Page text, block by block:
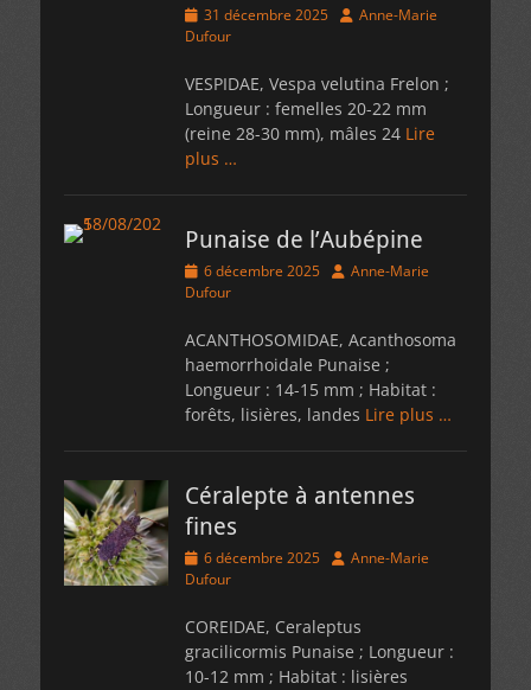
Posted
on
31 décembre 2025 Author
Anne-Marie
Dufour
VESPIDAE, Vespa velutina Frelon ;
Longueur : femelles 20-22 mm
(reine 28-30 mm), mâles 24 Lire
plus …
Punaise de l’Aubépine
Posted
on
6 décembre 2025 Author
Anne-Marie
Dufour
ACANTHOSOMIDAE, Acanthosoma
haemorrhoidale Punaise ;
Longueur : 14-15 mm ; Habitat :
forêts, lisières, landes Lire plus …
Céralepte à antennes
fines
Posted
on
6 décembre 2025 Author
Anne-Marie
Dufour
COREIDAE, Ceraleptus
gracilicormis Punaise ; Longueur :
10-12 mm ; Habitat : lisières